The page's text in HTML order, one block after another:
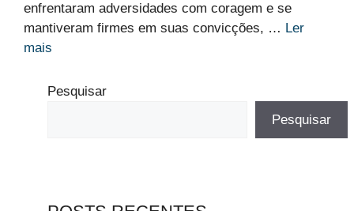
enfrentaram adversidades com coragem e se
mantiveram firmes em suas convicções, … Ler
mais
Pesquisar
Pesquisar